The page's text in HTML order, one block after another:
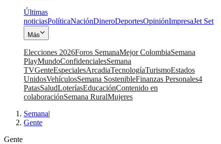
Últimas
noticiasPolíticaNaciónDineroDeportesOpiniónImpresaJet Set
Más
Elecciones 2026Foros SemanaMejor ColombiaSemana
PlayMundoConfidencialesSemana
TVGenteEspecialesArcadiaTecnologíaTurismoEstados
UnidosVehículosSemana SostenibleFinanzas Personales4
PatasSaludLoteríasEducaciónContenido en
colaboraciónSemana RuralMujeres
Semana|
Gente
Gente